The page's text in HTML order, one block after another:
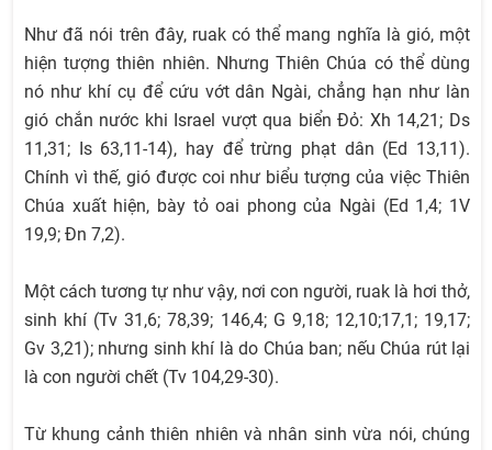
Như đã nói trên đây, ruak có thể mang nghĩa là gió, một
hiện tượng thiên nhiên. Nhưng Thiên Chúa có thể dùng
nó như khí cụ để cứu vớt dân Ngài, chẳng hạn như làn
gió chắn nước khi Israel vượt qua biển Đỏ: Xh 14,21; Ds
11,31; Is 63,11-14), hay để trừng phạt dân (Ed 13,11).
Chính vì thế, gió được coi như biểu tượng của việc Thiên
Chúa xuất hiện, bày tỏ oai phong của Ngài (Ed 1,4; 1V
19,9; Đn 7,2).
Một cách tương tự như vậy, nơi con người, ruak là hơi thở,
sinh khí (Tv 31,6; 78,39; 146,4; G 9,18; 12,10;17,1; 19,17;
Gv 3,21); nhưng sinh khí là do Chúa ban; nếu Chúa rút lại
là con người chết (Tv 104,29-30).
Từ khung cảnh thiên nhiên và nhân sinh vừa nói, chúng